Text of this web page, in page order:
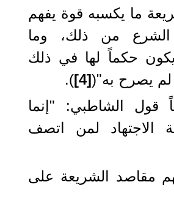
ما يكسبه قوة يفهم
الشرع من ذلك، وما
حكماً لها في ذلك
لم يصرح به"([4]
).
قول الشاطبي: "إنما
الاجتهاد لمن اتصف
مقاصد الشريعة على